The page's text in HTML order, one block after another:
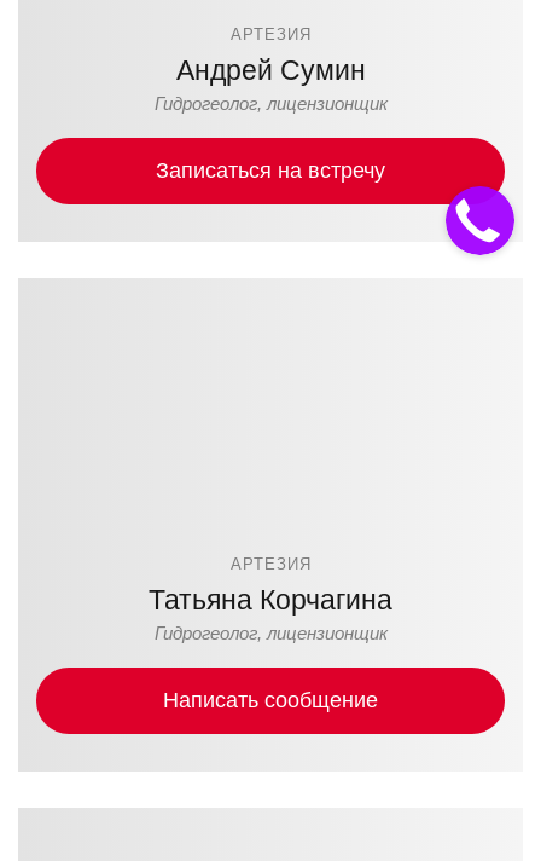
АРТЕЗИЯ
Андрей Сумин
Гидрогеолог, лицензионщик
Записаться на встречу
АРТЕЗИЯ
Татьяна Корчагина
Гидрогеолог, лицензионщик
Написать сообщение